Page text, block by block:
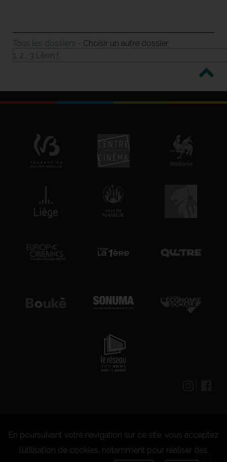
Tous les dossiers - Choisir un autre dossier
1, 2 , 3 Léon !
© 2026 CENTRE CULTUREL LES GRIGNOUX ASBL -
Kit presse
Conditions générales d'utilisation
concours
En poursuivant votre navigation sur ce site, vous acceptez
l’utilisation de cookies, notamment pour réaliser des